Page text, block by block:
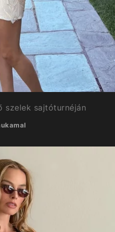
szelek sajtóturnéján